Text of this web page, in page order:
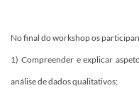
No final do workshop os
1) Compreender e explicar
análise de dados qualitativos;